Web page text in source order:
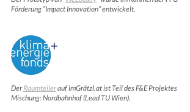
Förderung “Impact Innovation” entwickelt.
DerRaumteilerauf imGrätzl.at ist Teil des F&E Projektes
Mischung: Nordbahnhof (Lead TU Wien).